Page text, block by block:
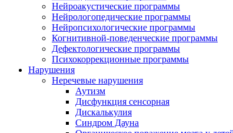
Нейроакустические программы
Нейрологопедические программы
Нейропсихологические программы
Когнитивной-поведенческие программы
Дефектологические программы
Психокоррекционные программы
Нарушения
Неречевые нарушения
Аутизм
Дисфункция сенсорная
Дискалькулия
Синдром Дауна